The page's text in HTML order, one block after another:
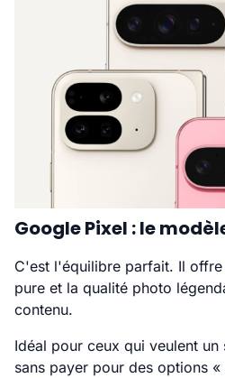
Google Pixel : le
C'est l'équilibre parfait. Il
pure et la qualité photo
contenu.
Idéal pour ceux qui veulent
sans payer pour des options